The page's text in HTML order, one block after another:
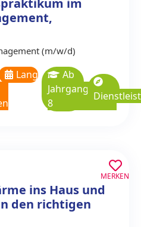
(m/w/d)
Langzeitpraktikum
Ab
Jahrgangsstufe
8
ins Haus und
den richtigen
MERKEN